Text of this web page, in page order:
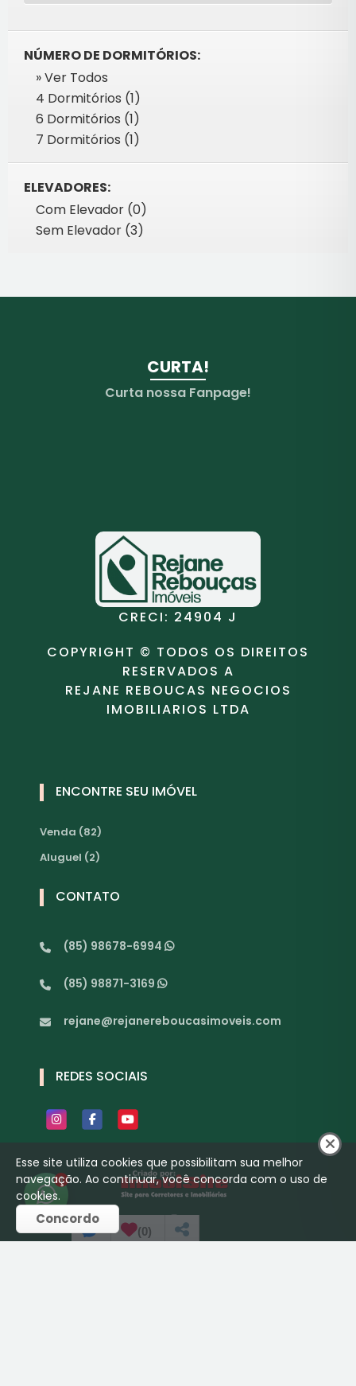
NÚMERO DE DORMITÓRIOS:
» Ver Todos
4 Dormitórios (1)
6 Dormitórios (1)
7 Dormitórios (1)
ELEVADORES:
Com Elevador (0)
Sem Elevador (3)
CURTA!
Curta nossa Fanpage!
CRECI: 24904 J
COPYRIGHT © TODOS OS DIREITOS
RESERVADOS A
REJANE REBOUCAS NEGOCIOS
IMOBILIARIOS LTDA
ENCONTRE SEU IMÓVEL
Venda (82)
Aluguel (2)
CONTATO
(85) 98678-6994
(85) 98871-3169
rejane@rejanereboucasimoveis.com
REDES SOCIAIS
1
(0)
Esse site utiliza cookies que possibilitam sua melhor
navegação. Ao continuar, você concorda com o uso de
cookies.
Concordo